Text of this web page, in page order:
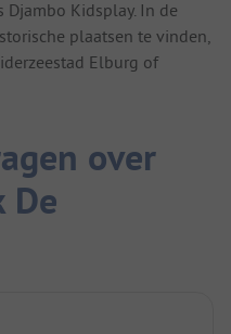
Kidsplay. In de
plaatsen te vinden,
Elburg of
over
De